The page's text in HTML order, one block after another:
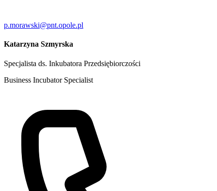
p.morawski@pnt.opole.pl
Katarzyna Szmyrska
Specjalista ds. Inkubatora Przedsiębiorczości
Business Incubator Specialist